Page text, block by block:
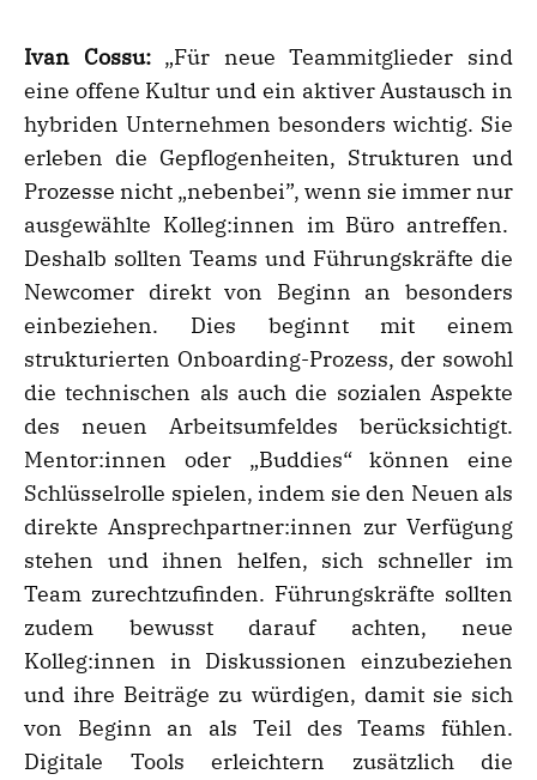
Ivan Cossu:„Für neue Teammitglieder sind
eine offene Kultur und ein aktiver Austausch in
hybriden Unternehmen besonders wichtig. Sie
erleben die Gepflogenheiten, Strukturen und
Prozesse nicht „nebenbei”, wenn sie immer nur
ausgewählte Kolleg:innen im Büro antreffen.
Deshalb sollten Teams und Führungskräfte die
Newcomer direkt von Beginn an besonders
einbeziehen. Dies beginnt mit einem
strukturierten Onboarding-Prozess, der sowohl
die technischen als auch die sozialen Aspekte
des neuen Arbeitsumfeldes berücksichtigt.
Mentor:innen oder „Buddies“ können eine
Schlüsselrolle spielen, indem sie den Neuen als
direkte Ansprechpartner:innen zur Verfügung
stehen und ihnen helfen, sich schneller im
Team zurechtzufinden. Führungskräfte sollten
zudem bewusst darauf achten, neue
Kolleg:innen in Diskussionen einzubeziehen
und ihre Beiträge zu würdigen, damit sie sich
von Beginn an als Teil des Teams fühlen.
Digitale Tools erleichtern zusätzlich die